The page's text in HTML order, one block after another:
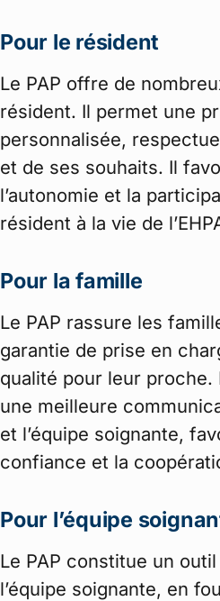
Pour le résident
Le PAP offre de
résident. Il permet une
personnalisée,
et de ses souhaits. Il
l’autonomie et la
résident à la vie de
Pour la famille
Le PAP rassure les
garantie de prise en
qualité pour leur proche.
une meilleure
et l’équipe soignante,
confiance et la
Pour l’équipe
Le PAP constitue un
l’équipe soignante, en